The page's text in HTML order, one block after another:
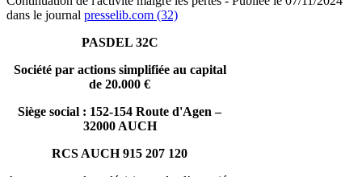
dans le journal presselib.com (32)
PASDEL 32C
Société par actions simplifiée au capital
de 20.000 €
Siège social : 152-154 Route d'Agen –
32000 AUCH
RCS AUCH 915 207 120